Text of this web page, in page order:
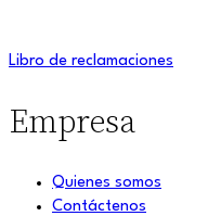
Libro de reclamaciones
Empresa
Quienes somos
Contáctenos